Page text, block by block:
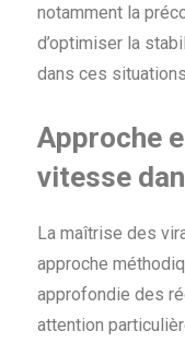
notamment la
d’optimiser la
dans ces
Approche
vitesse
La maîtrise des
approche
approfondie des
attention